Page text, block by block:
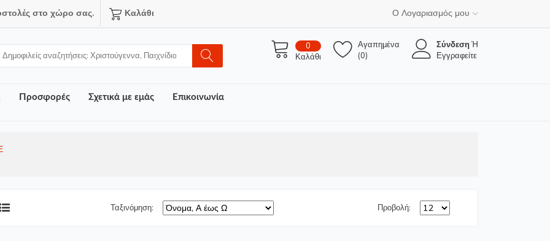
στο χώρο σας. Καλάθι Ο Λογαριασμός μου
0
Καλάθι
Αγαπημένα
(0)
ΣύνδεσηΉ
Εγγραφείτε
Προσφορές Σχετικά με εμάς Επικοινωνία
Ταξινόμηση: Προβολή: